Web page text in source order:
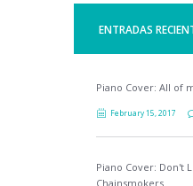
ENTRADAS
Piano Cover: All of
February 15, 2017
Piano Cover: Don't
Chainsmokers